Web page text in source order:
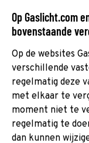
Op Gaslicht.com
bovenstaande
Op de websites
verschillende
regelmatig deze
met elkaar te
moment niet te
regelmatig te
dan kunnen